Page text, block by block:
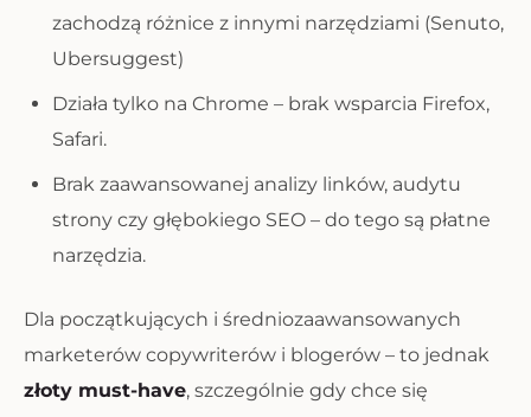
zachodzą różnice z innymi narzędziami (Senuto,
Ubersuggest)
Działa tylko na Chrome – brak wsparcia Firefox,
Safari.
Brak zaawansowanej analizy linków, audytu
strony czy głębokiego SEO – do tego są płatne
narzędzia.
Dla początkujących i średniozaawansowanych
marketerów copywriterów i blogerów – to jednak
złoty must-have, szczególnie gdy chce się